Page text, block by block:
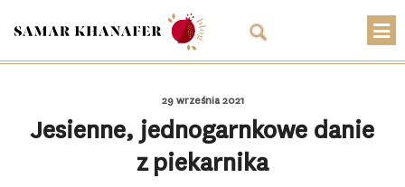
Artykuły
29 września 2021
Jesienne, jednogarnkowe danie
z piekarnika